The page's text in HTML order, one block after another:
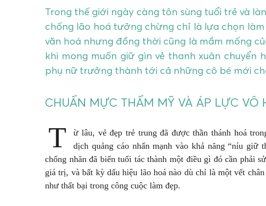
Trong thế giới ngày càng tôn sùng tuổi trẻ và
chống lão hoá tưởng chừng chỉ là lựa chọn
văn hoá nhưng đồng thời cũng là mầm mống
khi mong muốn giữ gìn vẻ thanh xuân
phụ nữ trưởng thành tới cả những cô bé mới
CHUẨN MỰC THẨM MỸ VÀ ÁP LỰC VÔ
T
ừ lâu, vẻ đẹp trẻ trung đã được thần thánh hoá
dịch quảng cáo nhấn mạnh vào khả năng “níu
chống nhăn đã biến tuổi tác thành một điều gì đó cần phải
giá trị, và bất kỳ dấu hiệu lão hoá nào dù chỉ là một vết
như thất bại trong công cuộc làm đẹp.